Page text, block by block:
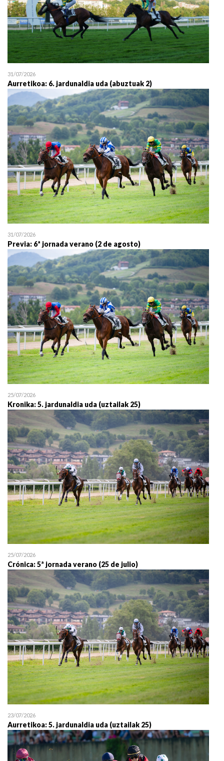
31/07/2026
Aurretikoa: 6. jardunaldia uda (abuztuak 2)
31/07/2026
Previa: 6ª jornada verano (2 de agosto)
25/07/2026
Kronika: 5. jardunaldia uda (uztailak 25)
25/07/2026
Crónica: 5ª jornada verano (25 de julio)
23/07/2026
Aurretikoa: 5. jardunaldia uda (uztailak 25)